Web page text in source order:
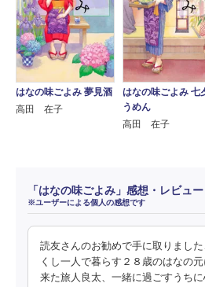
はなの味ごよみ 夢見酒
高田 在子
はなの味ごよみ 七
うめん
高田 在子
「はなの味ごよみ」感想・レビュー
※ユーザーによる個人の感想です
読友さんのお勧めで手に取りまし
くし一人で暮らす２８歳のはなの
来た旅人良太、一緒に過ごすうち